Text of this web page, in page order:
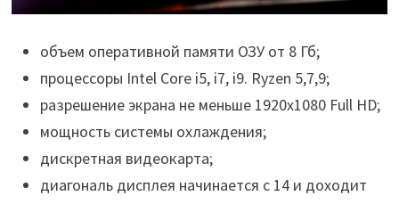
объем оперативной памяти ОЗУ от 8 Гб;
процессоры Intel Core i5, i7, i9. Ryzen 5,7,9;
разрешение экрана не меньше 1920х1080 Full HD;
мощность системы охлаждения;
дискретная видеокарта;
диагональ дисплея начинается с 14 и доходит